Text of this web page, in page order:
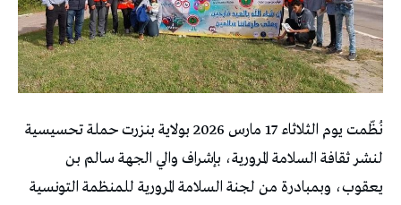
نُظّمت يوم الثلاثاء 17 مارس 2026 بولاية بنزرت حملة تحسيسية
لنشر ثقافة السلامة المرورية، بإشراف والي الجهة سالم بن
يعقوب، وبمبادرة من لجنة السلامة المرورية للمنظمة التونسية